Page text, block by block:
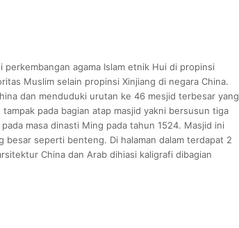
agama Islam etnik Hui di propinsi
Muslim selain propinsi Xinjiang di negara China.
dan menduduki urutan ke 46 mesjid terbesar yang
pada bagian atap masjid yakni bersusun tiga
masa dinasti Ming pada tahun 1524. Masjid ini
seperti benteng. Di halaman dalam terdapat 2
China dan Arab dihiasi kaligrafi dibagian